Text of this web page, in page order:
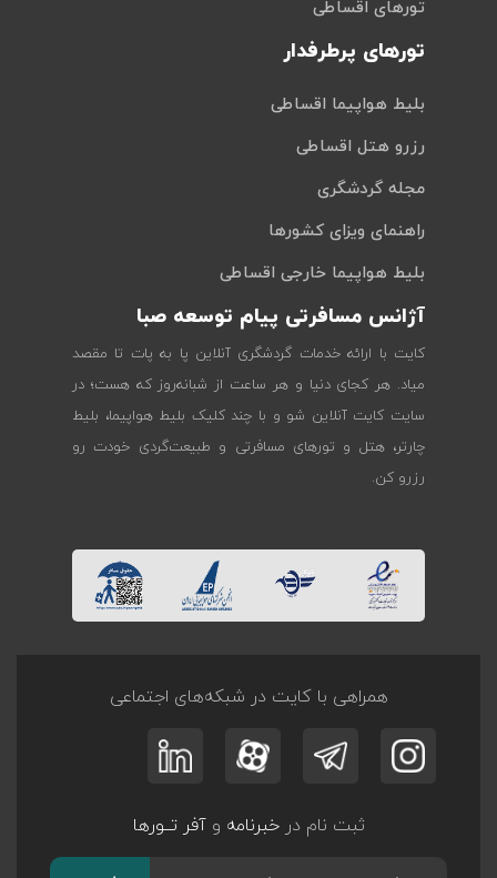
تورهای اقساطی
تورهای پرطرفدار
بلیط هواپیما اقساطی
رزرو هتل اقساطی
مجله گردشگری
راهنمای ویزای کشورها
بلیط هواپیما خارجی اقساطی
آژانس مسافرتی پیام توسعه صبا
کایت با ارائه خدمات گردشگری آنلاین پا به پات تا مقصد
میاد. هر کجای دنیا و هر ساعت از شبانه‌روز که هست؛ در
سایت کایت آنلاین شو و با چند کلیک بلیط هواپیما، بلیط
چارتر، هتل و تورهای مسافرتی و طبیعت‌گردی خودت رو
رزرو کن.
همراهی با کایت در شبکه‌های اجتماعی
ثبت نام درخبرنامه وآفر تــورها